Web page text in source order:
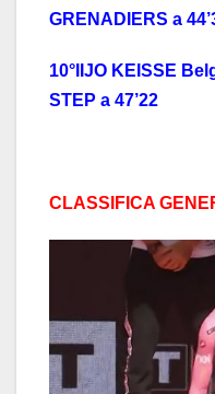
GRENADIERS a
10°IIJO KEISSE
STEP a 47’22
CLASSIFICA